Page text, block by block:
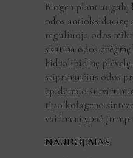
Biogen plant augalų
odos antioksidacinę
reguliuoja odos
skatina odos
hidrolipidinę
stiprinančius odos
epidermio
tipo kolageno
vaidmenį ypač
NAUDOJIMAS